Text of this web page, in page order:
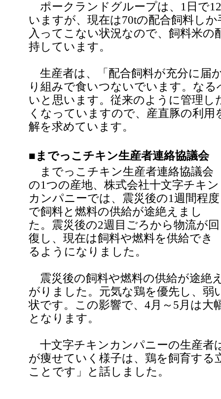
ポークランドグループは、1日で
いますが、現在は70tの配合飼料し
入ってこない状況なので、飼料米の
持しています。
生産者は、「配合飼料が充分に届
り組みで食いつないでいます。な
いと思います。従来のように管理し
くなっていますので、産直豚の利
解を求めています。
■までっこチキン生産者連絡協議会
までっこチキン生産者連絡協議会
の1つの産地、株式会社十文字チキン
カンパニーでは、震災後の1週間程度
で飼料と燃料の供給が途絶えまし
た。震災後の2週目ごろから物流が回
復し、現在は飼料や燃料を供給でき
るようになりました。
震災後の飼料や燃料の供給が途絶
がりました。元気な鶏を優先し、弱
状です。この影響で、4月～5月は大
となります。
十文字チキンカンパニーの生産者
が痩せていく様子は、鶏を飼育する
ことです」と話しました。